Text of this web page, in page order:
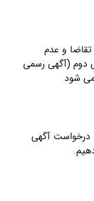
آگهی تقاضا و عدم
دوم (آگهی رسمی
شود
درخواست آگهی